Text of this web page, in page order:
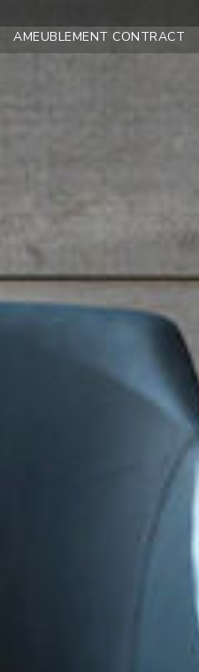
AMEUBLEMENT CONTRACT